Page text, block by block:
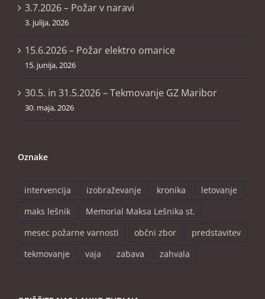
3.7.2026 – Požar v naravi
3. julija, 2026
15.6.2026 – Požar elektro omarice
15. junija, 2026
30.5. in 31.5.2026 – Tekmovanje GZ Maribor
30. maja, 2026
Oznake
intervencija izobraževanje kronika
letovanje
maks lešnik
Memorial Maksa Lešnika st.
mesec požarne varnosti
občni zbor
predstavitev
tekmovanje
vaja zabava zahvala